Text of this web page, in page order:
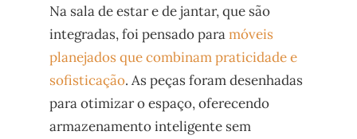
Na sala de estar e de jantar, que são
integradas, foi pensado paramóveis
planejados que combinam praticidade e
sofisticação. As peças foram desenhadas
para otimizar o espaço, oferecendo
armazenamento inteligente sem